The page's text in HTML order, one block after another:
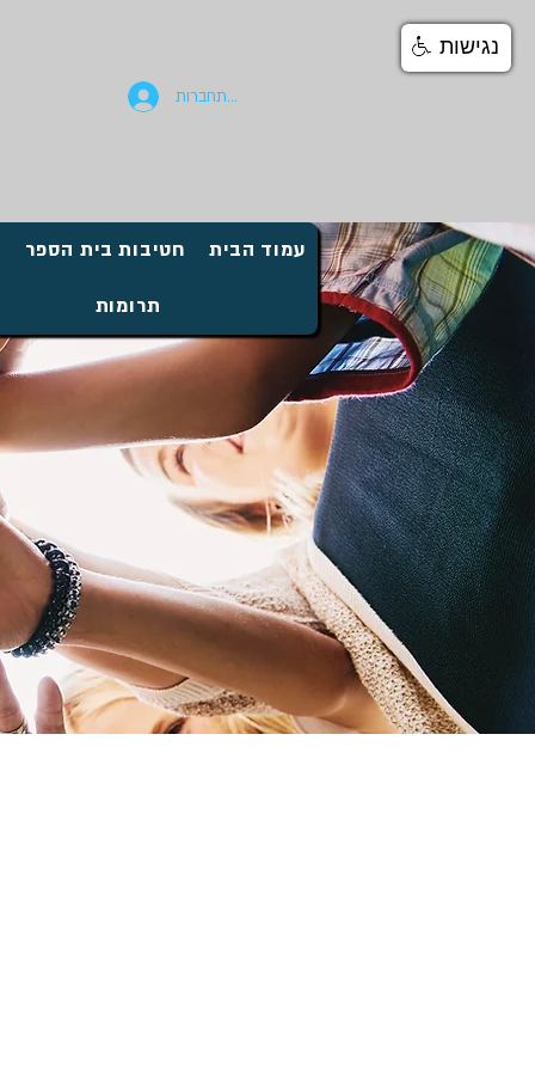
להתחברות
עמוד הבית חטיבות בית הספר
תרומות
נגישות